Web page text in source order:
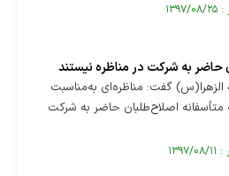
حاضر به شرکت در مناظره نیستند
الزهرا(س) گفت: مناظره‌ای به‌مناسبت
متأسفانه اصلاح‌طلبان حاضر به شرکت